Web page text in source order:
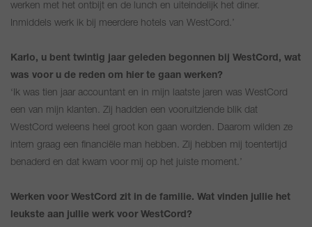
werken met het ontbijt en de lunch en uiteindelijk het diner.
Inmiddels werk ik bij meerdere hotels van WestCord.’
Karlo, u bent twintig jaar geleden begonnen bij WestCord, wat
was voor u de reden om hier te gaan werken?
‘Ik was tien jaar accountant en in mijn laatste jaren was WestCord
een van mijn klanten. Zij hadden een vooruitziende blik dat
WestCord weleens heel groot kon gaan worden. Daarom wilden ze
intern graag een financiële man hebben. Zij hebben mij toentertijd
benaderd en dat kwam voor mij op het juiste moment.’
Werken voor WestCord zit in de familie. Wat vinden jullie het
leukste aan jullie werk voor WestCord?